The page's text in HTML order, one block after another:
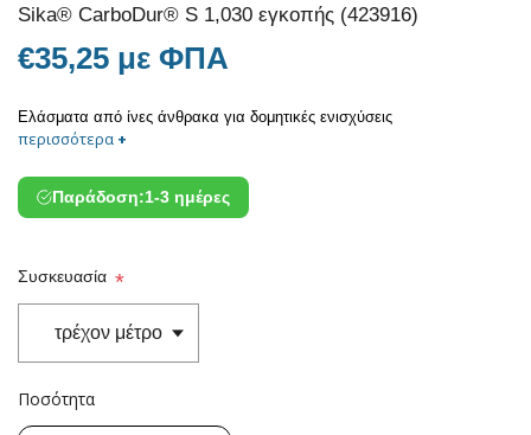
Sika® CarboDur® S 1,030 εγκοπής (423916)
€35,25 με ΦΠΑ
Ελάσματα από ίνες άνθρακα για δομητικές ενισχύσεις
περισσότερα +
Παράδοση:1-3 ημέρες
Συσκευασία *
Ποσότητα